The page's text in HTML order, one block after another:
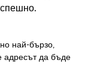
най-бързо,
адресът да бъде